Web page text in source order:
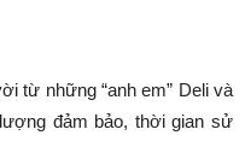
từ những “anh em” Deli và
đảm bảo, thời gian sử